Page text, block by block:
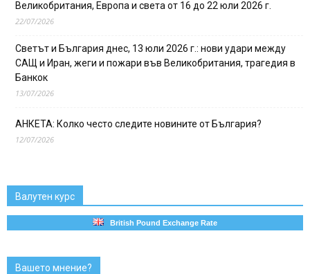
Великобритания, Европа и света от 16 до 22 юли 2026 г.
22/07/2026
Светът и България днес, 13 юли 2026 г.: нови удари между
САЩ и Иран, жеги и пожари във Великобритания, трагедия в
Банкок
13/07/2026
АНКЕТА: Колко често следите новините от България?
12/07/2026
Валутен курс
British Pound Exchange Rate
Вашето мнение?